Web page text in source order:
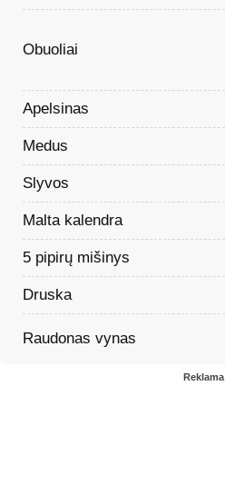
Obuoliai
Apelsinas
Medus
Slyvos
Malta kalendra
5 pipirų mišinys
Druska
Raudonas vynas
Reklama